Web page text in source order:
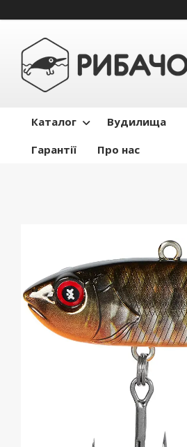
Каталог Вудилища
Гарантії
Про нас